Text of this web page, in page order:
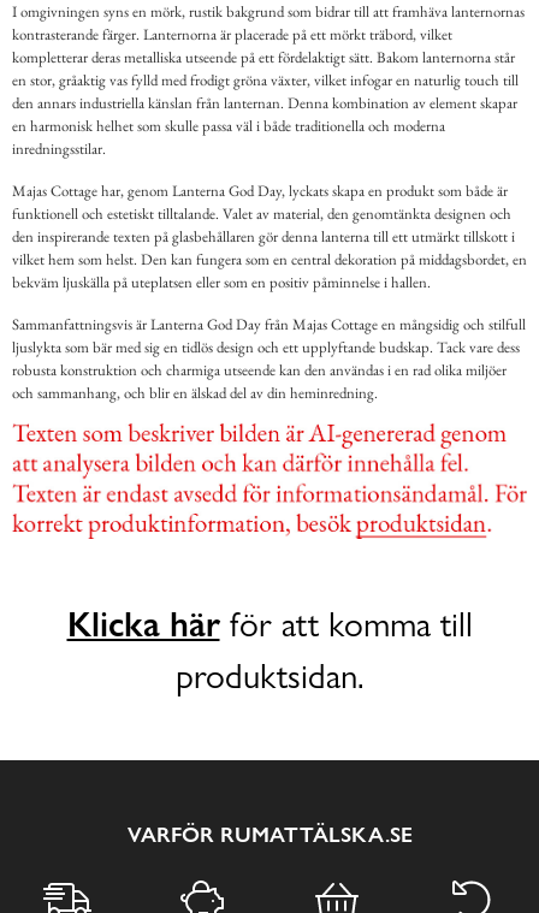
I omgivningen syns en mörk, rustik bakgrund som bidrar till att framhäva lanternornas
kontrasterande färger. Lanternorna är placerade på ett mörkt träbord, vilket
kompletterar deras metalliska utseende på ett fördelaktigt sätt. Bakom lanternorna står
en stor, gråaktig vas fylld med frodigt gröna växter, vilket infogar en naturlig touch till
den annars industriella känslan från lanternan. Denna kombination av element skapar
en harmonisk helhet som skulle passa väl i både traditionella och moderna
inredningsstilar.
Majas Cottage har, genom Lanterna God Day, lyckats skapa en produkt som både är
funktionell och estetiskt tilltalande. Valet av material, den genomtänkta designen och
den inspirerande texten på glasbehållaren gör denna lanterna till ett utmärkt tillskott i
vilket hem som helst. Den kan fungera som en central dekoration på middagsbordet, en
bekväm ljuskälla på uteplatsen eller som en positiv påminnelse i hallen.
Sammanfattningsvis är Lanterna God Day från Majas Cottage en mångsidig och stilfull
ljuslykta som bär med sig en tidlös design och ett upplyftande budskap. Tack vare dess
robusta konstruktion och charmiga utseende kan den användas i en rad olika miljöer
och sammanhang, och blir en älskad del av din heminredning.
Klicka härför att komma till
produktsidan.
VARFÖR RUMATTÄLSKA.SE